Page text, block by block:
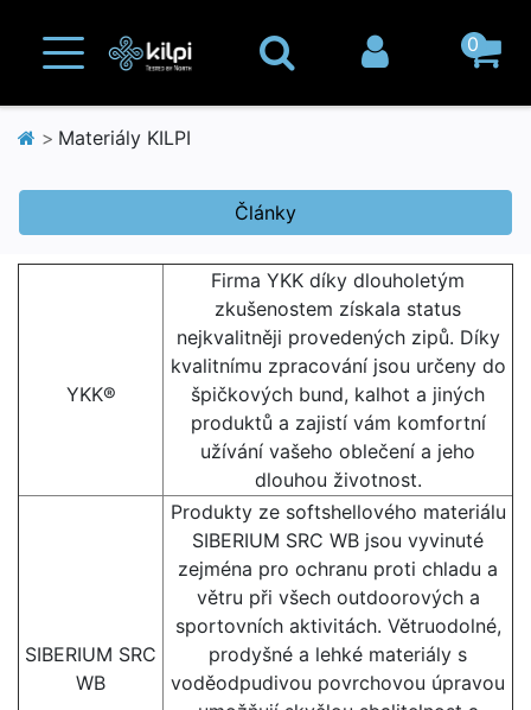
0
Materiály KILPI
YKK®
Firma YKK díky dlouholetým
zkušenostem získala status
nejkvalitněji provedených zipů. Díky
kvalitnímu zpracování jsou určeny do
špičkových bund, kalhot a jiných
produktů a zajistí vám komfortní
užívání vašeho oblečení a jeho
dlouhou životnost.
SIBERIUM SRC
WB
Produkty ze softshellového materiálu
SIBERIUM SRC WB jsou vyvinuté
zejména pro ochranu proti chladu a
větru při všech outdoorových a
sportovních aktivitách. Větruodolné,
prodyšné a lehké materiály s
voděodpudivou povrchovou úpravou
Články